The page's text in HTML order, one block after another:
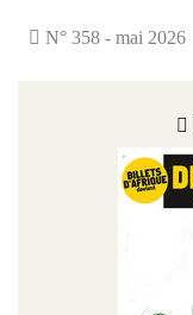
N° 358 - mai 2026